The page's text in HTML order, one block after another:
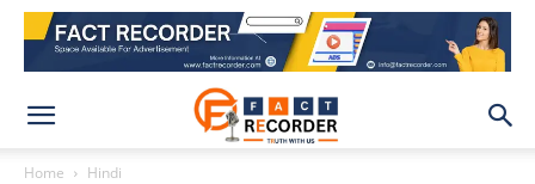
Home Hindi